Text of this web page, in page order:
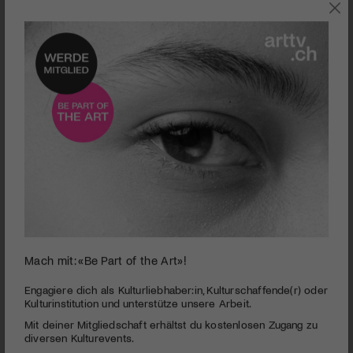
TANZ
seconds
minutes,
Tanzszene Schweiz | Alessia Della Casa
PUBLIZIERT AM 6. MAI 2021
Engagiere dich als Kulturliebhaber:in, Kulturschaffende(r) oder
Mit deiner Mitgliedschaft erhältst du kostenlosen Zugang zu